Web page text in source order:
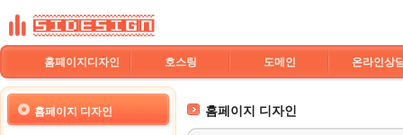
홈페이지디자인 호스팅 도메인 온라인상
홈페이지 디자인 홈페이지 디자인